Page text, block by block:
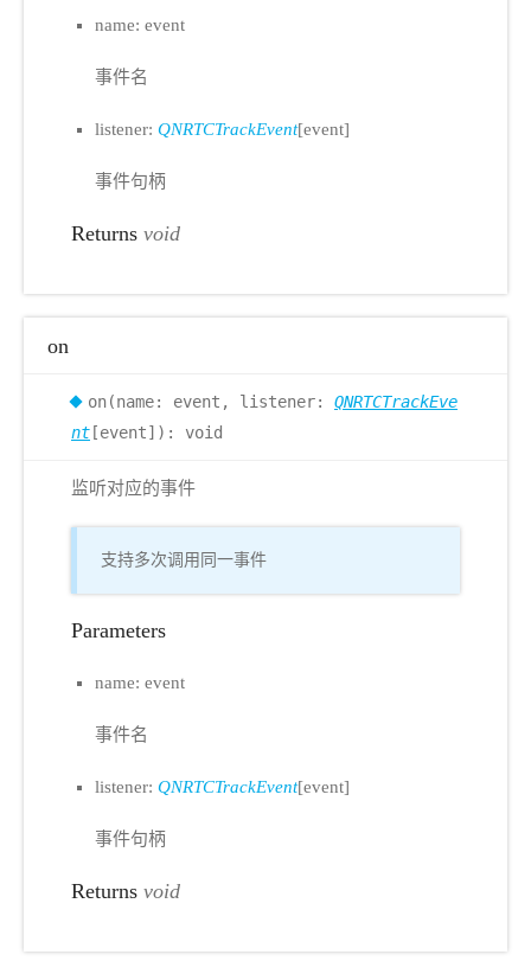
name: event
事件名
listener: QNRTCTrackEvent[event]
事件句柄
Returns void
on
on(name: event, listener: QNRTCTrackEve
nt[event]): void
监听对应的事件
支持多次调用同一事件
Parameters
name: event
事件名
listener: QNRTCTrackEvent[event]
事件句柄
Returns void